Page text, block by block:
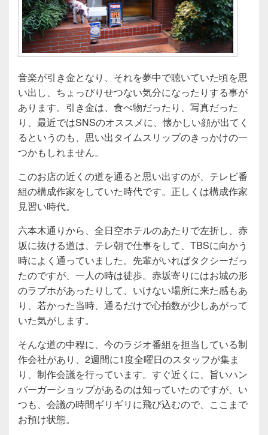
音楽が引き金となり、それを夢中で聴いていた頃を思
い出し、ちょっぴりせつない気分になったりする事が
あります。引き金は、食べ物だったり、写真だった
り、最近ではSNSのオススメに、懐かしい顔が出てく
るというのも、思い出タイムスリップのきっかけの一
つかもしれません。
このお店の近くの道を通ると思い出すのが、テレビ番
組の構成作家をしていた時代です。正しくは構成作家
見習い時代。
六本木通りから、全日空ホテルのあたりで左折し、赤
坂に抜ける道は、テレ朝で仕事をして、TBSに向かう
時によく通っていました。先輩がいればタクシーだっ
たのですが、一人の時は徒歩。赤坂寄りにはお城の形
のラブホがあったりして、いけない場所に来た感もあ
り、若かった当時、通るだけで心拍数が少しあがって
いた気がします。
そんな道の中程に、今のラジオ番組を担当している制
作会社があり、2週間に1度全曜日のスタッフが集ま
り、制作会議を行っています。すぐ近くに、旨いハン
バーガーショップがあるのは知っていたのですが、い
つも、会議の時間ギリギリに飛び込むので、ここまで
お預け状態。